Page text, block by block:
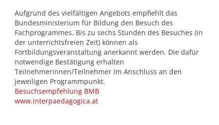
Aufgrund des vielfältigen Angebots empfiehlt das
Bundesministerium für Bildung den Besuch des
Fachprogrammes. Bis zu sechs Stunden des Besuches (in
der unterrichtsfreien Zeit) können als
Fortbildungsveranstaltung anerkannt werden. Die dafür
notwendige Bestätigung erhalten
Teilnehmerinnen/Teilnehmer im Anschluss an den
jeweiligen Programmpunkt.
Besuchsempfehlung BMB
www.interpaedagogica.at